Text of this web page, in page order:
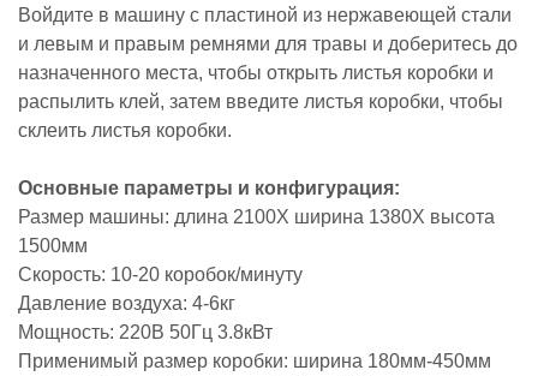
Войдите в машину с пластиной из нержавеющей стали
и левым и правым ремнями для травы и доберитесь до
назначенного места, чтобы открыть листья коробки и
распылить клей, затем введите листья коробки, чтобы
склеить листья коробки.
Основные параметры и конфигурация:
Размер машины: длина 2100X ширина 1380X высота
1500мм
Скорость: 10-20 коробок/минуту
Давление воздуха: 4-6кг
Мощность: 220В 50Гц 3.8кВт
Применимый размер коробки: ширина 180мм-450мм